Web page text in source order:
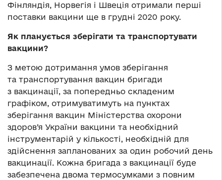
Фінляндія, Норвегія і Швеція отримали перші
поставки вакцини ще в грудні 2020 року.
Як планується зберігати та транспортувати
вакцини?
З метою дотримання умов зберігання
та транспортування вакцин бригади
з вакцинації, за попередньо складеним
графіком, отримуватимуть на пунктах
зберігання вакцин Міністерства охорони
здоров’я України вакцини та необхідний
інструментарій у кількості, необхідній для
здійснення запланованих за один робочий день
вакцинації. Кожна бригада з вакцинації буде
забезпечена двома термосумками з повним